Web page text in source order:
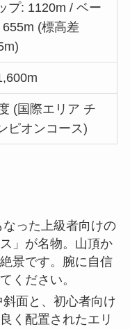
プ: 1120m / ベー
655m (標高差
(国際エリア チ
ピオンコース)
った上級者向けの
」が名物。山頂か
景です。腕に自信
ください。
面と、初心者向け
く配置されたエリ